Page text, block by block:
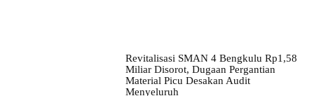
Revitalisasi SMAN 4 Bengkulu Rp1,58
Miliar Disorot, Dugaan Pergantian
Material Picu Desakan Audit
Menyeluruh